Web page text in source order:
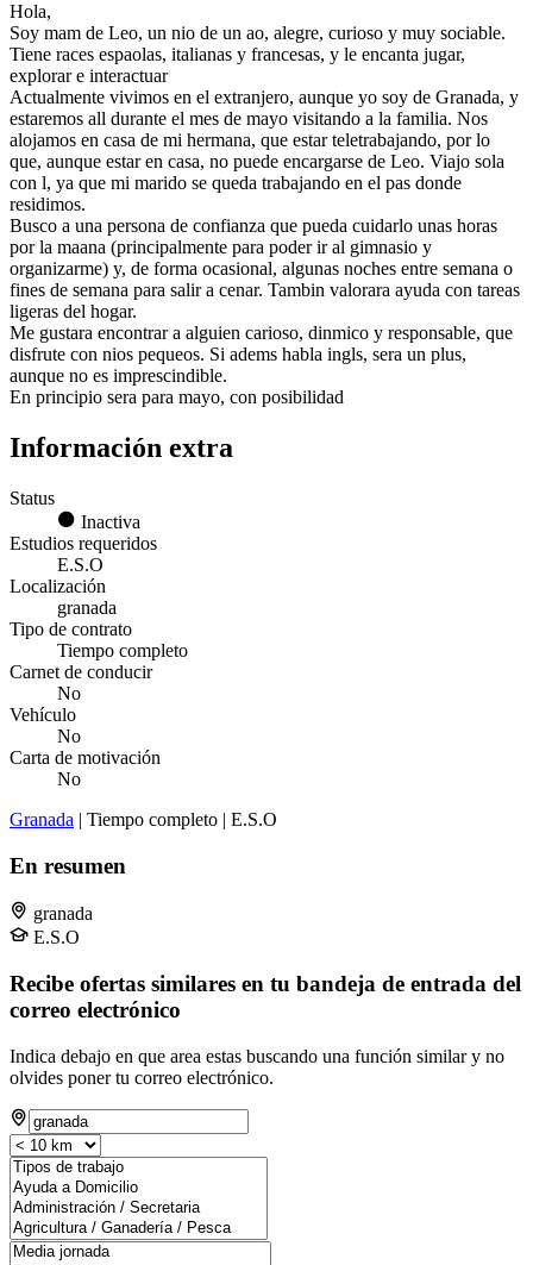
Hola,
Soy mam de Leo, un nio de un ao, alegre, curioso y muy sociable.
Tiene races espaolas, italianas y francesas, y le encanta jugar,
explorar e interactuar
Actualmente vivimos en el extranjero, aunque yo soy de Granada, y
estaremos all durante el mes de mayo visitando a la familia. Nos
alojamos en casa de mi hermana, que estar teletrabajando, por lo
que, aunque estar en casa, no puede encargarse de Leo. Viajo sola
con l, ya que mi marido se queda trabajando en el pas donde
residimos.
Busco a una persona de confianza que pueda cuidarlo unas horas
por la maana (principalmente para poder ir al gimnasio y
organizarme) y, de forma ocasional, algunas noches entre semana o
fines de semana para salir a cenar. Tambin valorara ayuda con tareas
ligeras del hogar.
Me gustara encontrar a alguien carioso, dinmico y responsable, que
disfrute con nios pequeos. Si adems habla ingls, sera un plus,
aunque no es imprescindible.
En principio sera para mayo, con posibilidad
Información extra
Status
Inactiva
Estudios requeridos
E.S.O
Localización
granada
Tipo de contrato
Tiempo completo
Carnet de conducir
No
Vehículo
No
Carta de motivación
No
Granada | Tiempo completo | E.S.O
En resumen
granada
E.S.O
Recibe ofertas similares en tu bandeja de entrada del
correo electrónico
Indica debajo en que area estas buscando una función similar y no
olvides poner tu correo electrónico.